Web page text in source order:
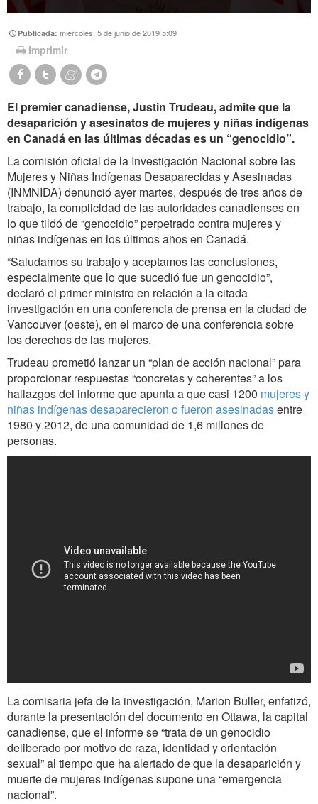
Publicada:miércoles, 5 de junio de 2019 5:09
Imprimir
El premier canadiense, Justin Trudeau, admite que la
desaparición y asesinatos de mujeres y niñas indígenas
en Canadá en las últimas décadas es un “genocidio”.
La comisión oficial de la Investigación Nacional sobre las
Mujeres y Niñas Indígenas Desaparecidas y Asesinadas
(INMNIDA) denunció ayer martes, después de tres años de
trabajo, la complicidad de las autoridades canadienses en
lo que tildó de “genocidio” perpetrado contra mujeres y
niñas indígenas en los últimos años en Canadá.
“Saludamos su trabajo y aceptamos las conclusiones,
especialmente que lo que sucedió fue un genocidio”,
declaró el primer ministro en relación a la citada
investigación en una conferencia de prensa en la ciudad de
Vancouver (oeste), en el marco de una conferencia sobre
los derechos de las mujeres.
Trudeau prometió lanzar un “plan de acción nacional” para
proporcionar respuestas “concretas y coherentes” a los
hallazgos del informe que apunta a que casi 1200 mujeres y
niñas indígenas desaparecieron o fueron asesinadasentre
1980 y 2012, de una comunidad de 1,6 millones de
personas.
La comisaria jefa de la investigación, Marion Buller, enfatizó,
durante la presentación del documento en Ottawa, la capital
canadiense, que el informe se “trata de un genocidio
deliberado por motivo de raza, identidad y orientación
sexual” al tiempo que ha alertado de que la desaparición y
muerte de mujeres indígenas supone una “emergencia
nacional”.